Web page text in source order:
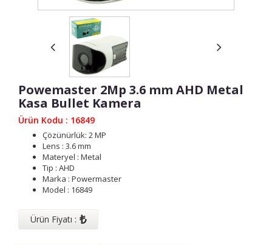
Powemaster 2Mp 3.6 mm AHD Metal
Kasa Bullet Kamera
Ürün Kodu : 16849
Çözünürlük: 2 MP
Lens : 3.6 mm
Materyel : Metal
Tip : AHD
Marka : Powermaster
Model : 16849
Ürün Fiyatı : ₺